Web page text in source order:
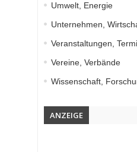
Umwelt, Energie
Unternehmen,
Veranstaltungen,
Vereine, Verbände
Wissenschaft,
ANZEIGE